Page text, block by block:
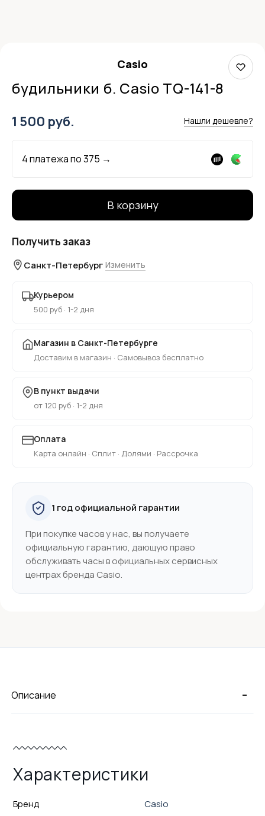
Casio
будильники б. Casio TQ-141-8
1 500 руб. Нашли дешевле?
4 платежа по375 →
В корзину
Получить заказ
Санкт-Петербург Изменить
Курьером
500 руб · 1-2 дня
Магазин в Санкт-Петербурге
Доставим в магазин · Самовывоз бесплатно
В пункт выдачи
от 120 руб · 1-2 дня
Оплата
Карта онлайн · Сплит · Долями · Рассрочка
1 год официальной гарантии
При покупке часов у нас, вы получаете
официальную гарантию, дающую право
обслуживать часы в официальных сервисных
центрах бренда Casio.
-
Описание
Характеристики
Бренд Casio